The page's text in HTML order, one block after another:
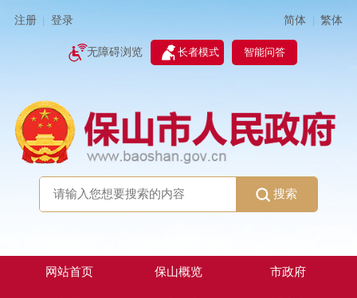
注册 登录 简体 | 繁体
无障碍浏览 长者模式 智能问答
搜索
网站首页 保山概览 市政府